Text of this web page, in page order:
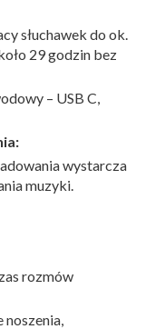
słuchawek do ok.
29 godzin bez
– USB C,
wystarcza
muzyki.
rozmów